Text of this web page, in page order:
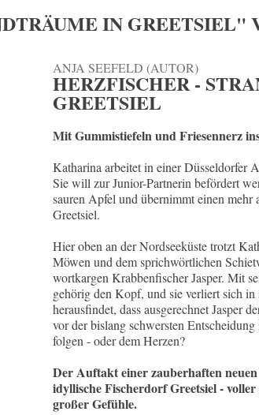
IN GREETSIEL"
ANJA SEEFELD (AUTOR)
HERZFISCHER -
GREETSIEL
Mit Gummistiefeln und Friesennerz
Katharina arbeitet in einer Düsseldorfer
Sie will zur Junior-Partnerin befördert
sauren Apfel und übernimmt einen
Greetsiel.
Hier oben an der Nordseeküste trotzt
Möwen und dem sprichwörtlichen
wortkargen Krabbenfischer Jasper. Mit
gehörig den Kopf, und sie verliert sich
herausfindet, dass ausgerechnet Jasper
vor der bislang schwersten
folgen - oder dem Herzen?
Der Auftakt einer zauberhaften
idyllische Fischerdorf Greetsiel -
großer Gefühle.